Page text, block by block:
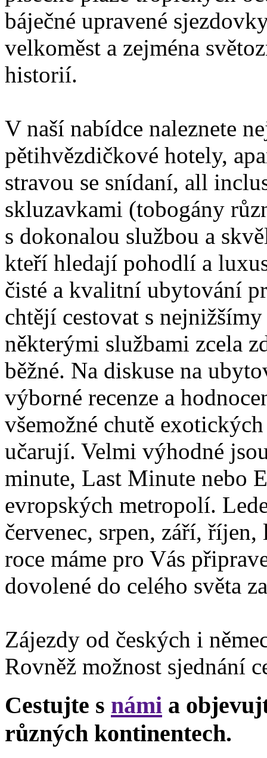
báječné upravené
velkoměst a zejména
historií.
V naší nabídce naleznete
pětihvězdičkové hotely,
stravou se snídaní, all
skluzavkami (tobogány
s dokonalou službou a
kteří hledají pohodlí a
čisté a kvalitní ubytování
chtějí cestovat s
některými službami zcela
běžné. Na diskuse na
výborné recenze a
všemožné chutě
učarují. Velmi výhodné
minute, Last Minute nebo
evropských metropolí.
červenec, srpen, září,
roce máme pro Vás
dovolené do celého světa
Zájezdy od českých i
Rovněž možnost sjednání
Cestujte s námi a
různých kontinentech.